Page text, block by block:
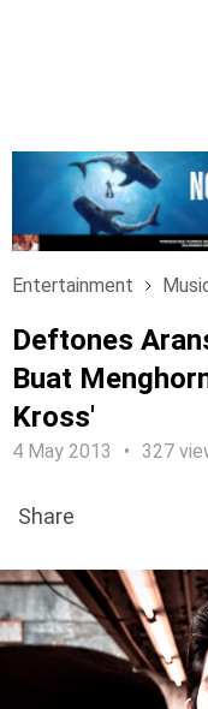
Entertainment
Deftones
Buat
Kross'
4 May 2013 327
Share